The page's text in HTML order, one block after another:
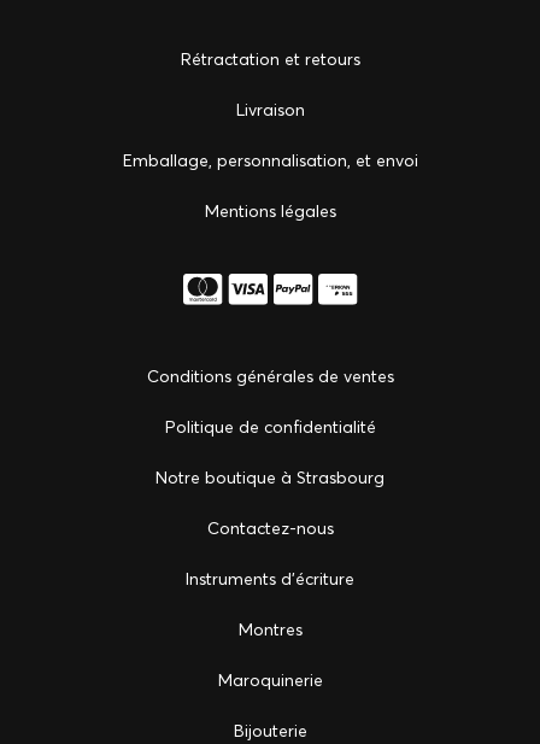
Rétractation et retours
Livraison
Emballage, personnalisation, et envoi
Mentions légales
Conditions générales de ventes
Politique de confidentialité
Notre boutique à Strasbourg
Сontactez-nous
Instruments d'écriture
Montres
Maroquinerie
Bijouterie